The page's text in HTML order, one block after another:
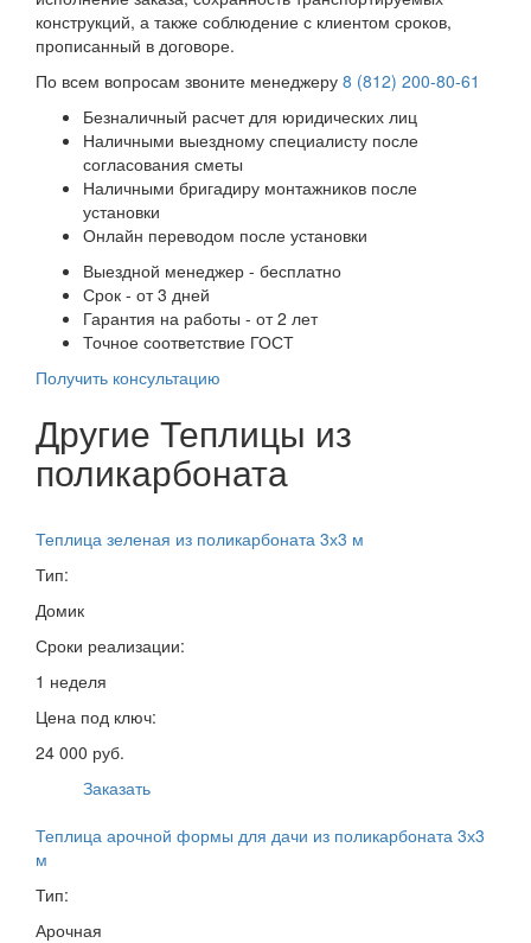
конструкций, а также соблюдение с клиентом сроков,
прописанный в договоре.
По всем вопросам звоните менеджеру 8 (812) 200-80-61
Безналичный расчет для юридических лиц
Наличными выездному специалисту после
согласования сметы
Наличными бригадиру монтажников после
установки
Онлайн переводом после установки
Выездной менеджер - бесплатно
Срок - от 3 дней
Гарантия на работы - от 2 лет
Точное соответствие ГОСТ
Получить консультацию
Другие Теплицы из
поликарбоната
Теплица зеленая из поликарбоната 3х3 м
Тип:
Домик
Сроки реализации:
1 неделя
Цена под ключ:
24 000 руб.
Заказать
Теплица арочной формы для дачи из поликарбоната 3х3
м
Тип:
Арочная